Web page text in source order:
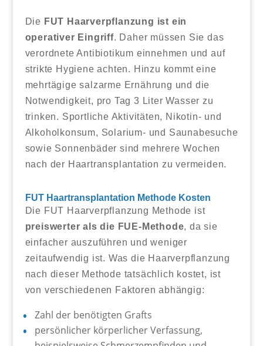
Die FUT Haarverpflanzung ist ein
operativer Eingriff. Daher müssen Sie das
verordnete Antibiotikum einnehmen und auf
strikte Hygiene achten. Hinzu kommt eine
mehrtägige salzarme Ernährung und die
Notwendigkeit, pro Tag 3 Liter Wasser zu
trinken. Sportliche Aktivitäten, Nikotin- und
Alkoholkonsum, Solarium- und Saunabesuche
sowie Sonnenbäder sind mehrere Wochen
nach der Haartransplantation zu vermeiden.
FUT Haartransplantation Methode Kosten
Die FUT Haarverpflanzung Methode ist
preiswerter als die FUE-Methode, da sie
einfacher auszuführen und weniger
zeitaufwendig ist. Was die Haarverpflanzung
nach dieser Methode tatsächlich kostet, ist
von verschiedenen Faktoren abhängig:
Zahl der benötigten Grafts
persönlicher körperlicher Verfassung,